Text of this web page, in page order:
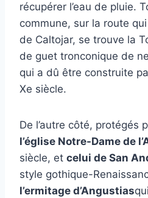
récupérer l’eau de pluie.
commune, sur la route
de Caltojar, se trouve la
de guet tronconique de
qui a dû être construite
Xe siècle.
De l’autre côté, protégés
l’église Notre-Dame de
siècle, et celui de San
style gothique-
l’ermitage d’Angustias